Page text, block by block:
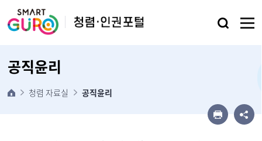
공직윤리
청렴 자료실 공직윤리